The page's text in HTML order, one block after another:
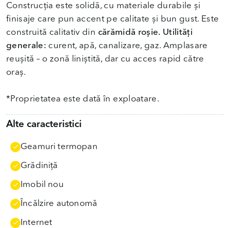
Construcția este solidă, cu materiale durabile și
finisaje care pun accent pe calitate și bun gust. Este
construită calitativ din cărămidă roșie. Utilități
generale: curent, apă, canalizare, gaz. Amplasare
reușită – o zonă liniștită, dar cu acces rapid către
oraș.
*Proprietatea este dată în exploatare.
Alte caracteristici
Geamuri termopan
Grădiniţă
Imobil nou
Încălzire autonomă
Internet